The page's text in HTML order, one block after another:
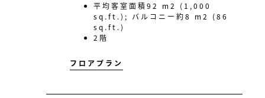
平均客室面積92 m2 (1,000
sq.ft.); バルコニー約8 m2 (86
sq.ft.)
2階
フロアプラン